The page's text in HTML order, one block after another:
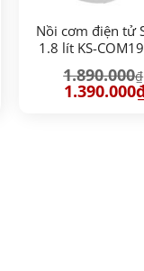
Nồi cơm điện tử
1.8 lít KS-
1.890.000₫
Giá
gốc
1.390.000